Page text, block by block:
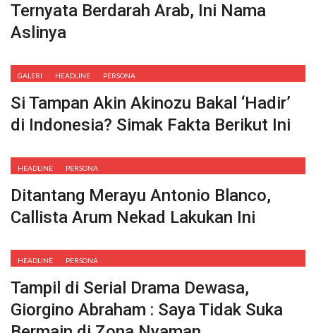
Ternyata Berdarah Arab, Ini Nama
Aslinya
GALERI HEADLINE PERSONA
Si Tampan Akin Akinozu Bakal ‘Hadir’
di Indonesia? Simak Fakta Berikut Ini
HEADLINE PERSONA
Ditantang Merayu Antonio Blanco,
Callista Arum Nekad Lakukan Ini
HEADLINE PERSONA
Tampil di Serial Drama Dewasa,
Giorgino Abraham : Saya Tidak Suka